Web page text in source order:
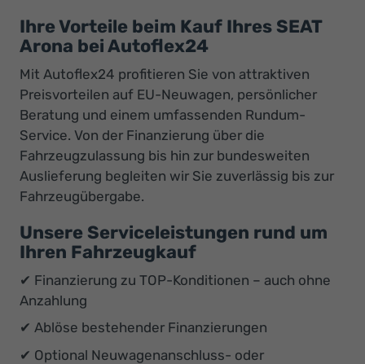
Ihre Vorteile beim Kauf Ihres SEAT
Arona bei Autoflex24
Mit Autoflex24 profitieren Sie von attraktiven
Preisvorteilen auf EU-Neuwagen, persönlicher
Beratung und einem umfassenden Rundum-
Service. Von der Finanzierung über die
Fahrzeugzulassung bis hin zur bundesweiten
Auslieferung begleiten wir Sie zuverlässig bis zur
Fahrzeugübergabe.
Unsere Serviceleistungen rund um
Ihren Fahrzeugkauf
✔ Finanzierung zu TOP-Konditionen – auch ohne
Anzahlung
✔ Ablöse bestehender Finanzierungen
✔ Optional Neuwagenanschluss- oder